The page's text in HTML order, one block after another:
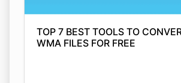
TOP 7 BEST TOOLS TO
WMA FILES FOR FREE